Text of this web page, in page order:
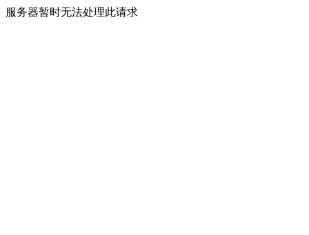
服务器暂时无法处理此请求